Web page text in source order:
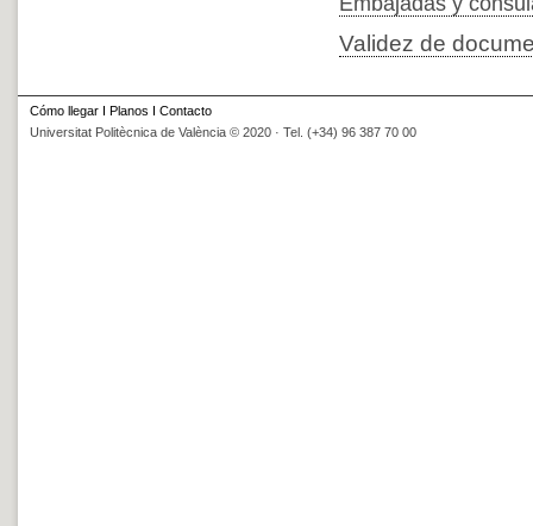
Validez de
Cómo llegar I Planos I Contacto
Universitat Politècnica de València © 2020 · Tel. (+34) 96 387 70 00